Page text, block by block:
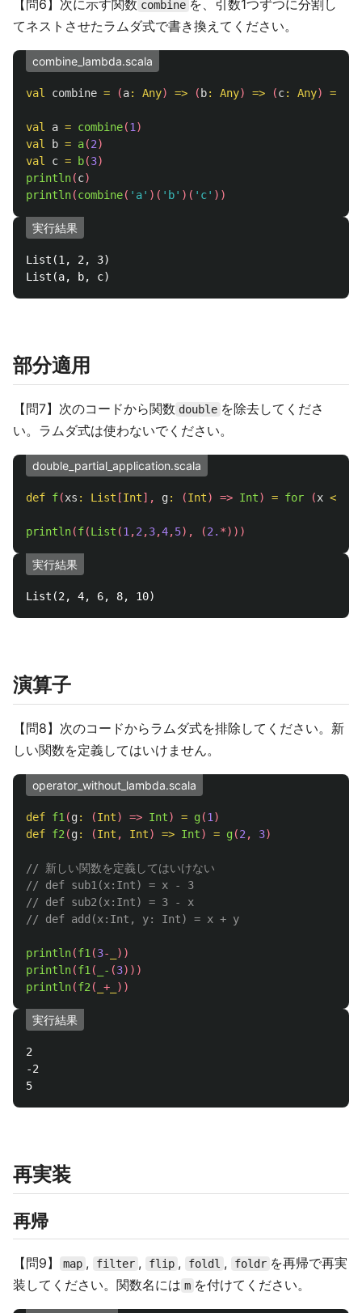
【問6】次に示す関数 combine を、引数1つずつに分割し
てネストさせたラムダ式で書き換えてください。
combine_lambda.scala
val combine = (a: Any) => ( b: Any) => (c: Any) =>
val a = combine(1 )
val
b = a(2)
val
c = b(3)
println(c)
println(combine( 'a' )( 'b' )( 'c' ))
実行結果
List(1, 2, 3)
部分適用
【問7】次のコードから関数 double を除去してくださ
い。ラムダ式は使わないでください。
double_partial_application.scala
def f(xs : List [Int], g: (Int) => Int) = for (x <-
println(f(List (1 ,2 ,3,4,5), (2. *)))
実行結果
演算子
【問8】次のコードからラムダ式を排除してください。新
しい関数を定義してはいけません。
operator_without_lambda.scala
def f1 (g: (Int) => Int) = g(1 )
def f2 (g: (Int , Int) => Int) = g(2 , 3)
// 新しい関数を定義してはいけない
// def sub1(x:Int) = x - 3
// def sub2(x:Int) = 3 - x
// def add(x:Int, y: Int) = x + y
println(f1 (3-
))
println(f1 ( _- (3)))
println(f2 ( + ))
実行結果
2
-2
再実装
再帰
【問9】 map , filter , flip , foldl , foldr を再帰で再実
装してください。関数名には m を付けてください。